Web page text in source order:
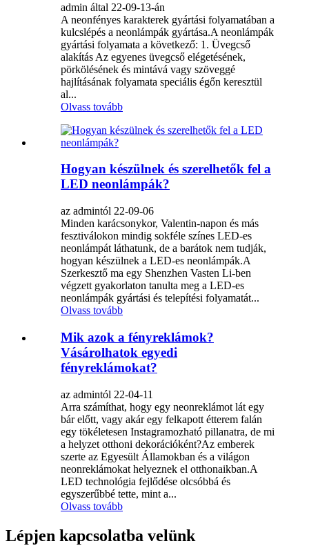
admin által 22-09-13-án
A neonfényes karakterek gyártási folyamatában a
kulcslépés a neonlámpák gyártása.A neonlámpák
gyártási folyamata a következő: 1. Üvegcső
alakítás Az egyenes üvegcső elégetésének,
pörkölésének és mintává vagy szöveggé
hajlításának folyamata speciális égőn keresztül
al...
Olvass tovább
Hogyan készülnek és szerelhetők fel a
LED neonlámpák?
az admintól 22-09-06
Minden karácsonykor, Valentin-napon és más
fesztiválokon mindig sokféle színes LED-es
neonlámpát láthatunk, de a barátok nem tudják,
hogyan készülnek a LED-es neonlámpák.A
Szerkesztő ma egy Shenzhen Vasten Li-ben
végzett gyakorlaton tanulta meg a LED-es
neonlámpák gyártási és telepítési folyamatát...
Olvass tovább
Mik azok a fényreklámok?
Vásárolhatok egyedi
fényreklámokat?
az admintól 22-04-11
Arra számíthat, hogy egy neonreklámot lát egy
bár előtt, vagy akár egy felkapott étterem falán
egy tökéletesen Instagramozható pillanatra, de mi
a helyzet otthoni dekorációként?Az emberek
szerte az Egyesült Államokban és a világon
neonreklámokat helyeznek el otthonaikban.A
LED technológia fejlődése olcsóbbá és
egyszerűbbé tette, mint a...
Olvass tovább
Lépjen kapcsolatba velünk